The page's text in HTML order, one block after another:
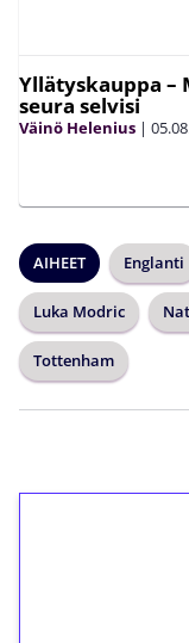
Yllätyskauppa –
seura selvisi
Väinö Helenius |
AIHEET Englanti
Luka Modric
Tottenham